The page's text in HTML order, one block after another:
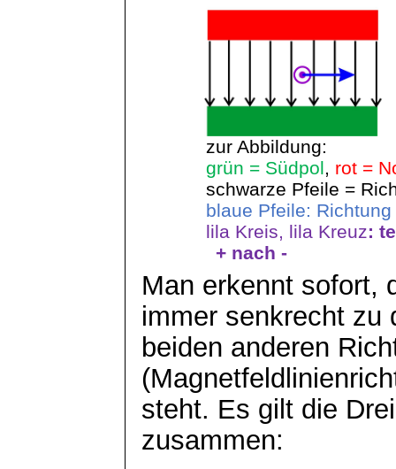
zur Abbildung:
grün = Südpol, rot =
schwarze Pfeile =
blaue Pfeile:
lila Kreis, lila Kreuz:
+ nach -
Man erkennt sofort,
immer senkrecht zu
beiden anderen
steht. Es gilt die
zusammen: